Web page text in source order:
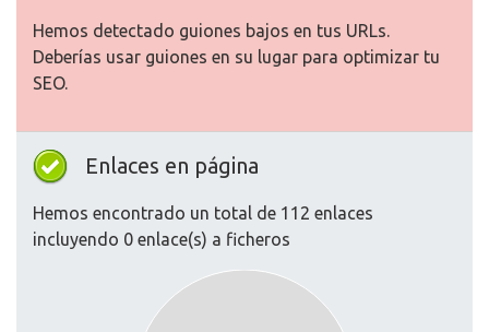
Hemos detectado guiones bajos en tus URLs.
Deberías usar guiones en su lugar para optimizar tu
SEO.
Enlaces en página
Hemos encontrado un total de 112 enlaces
incluyendo 0 enlace(s) a ficheros